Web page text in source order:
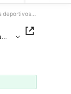
Zapatillas deportivas de media caña de estilo casual para primavera/verano, zapatos deportivos de moda para adolescentes